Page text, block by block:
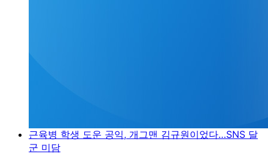
근육병 학생 도운 공익, 개그맨 김규원이었다…SNS 달
군 미담